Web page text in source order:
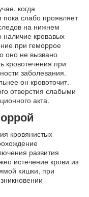
когда
слабо проявляет
на нижнем
наличие кровавых
при геморрое
оно не вызвано
кровотечения при
заболевания.
он кровоточит.
отверстия слабыми
акта.
кровянистых
развития
истечение крови из
кишки, при